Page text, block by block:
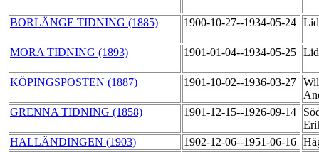
BORLÄNGE TIDNING (1885) 1900-10-27--1934-05-24
MORA TIDNING (1893) 1901-01-04--1934-05-25
KÖPINGSPOSTEN (1887) 1901-10-02--1936-03-27
GRENNA TIDNING (1858)
1901-12-15--1926-09-14
HALLÄNDINGEN (1903)
1902-12-06--1951-06-16